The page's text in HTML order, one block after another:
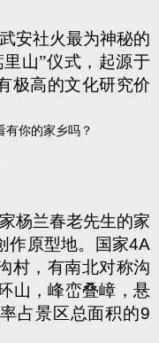
安社火最为神秘的
山”仪式，起源于
极高的文化研究价
杨兰春老先生的家
作原型地。国家4A
村，有南北对称沟
山，峰峦叠嶂，悬
占景区总面积的9